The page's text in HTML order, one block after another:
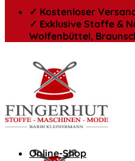
✓ Kostenloser
✓ Exklusive Stoffe &
Wolfenbüttel,
Online-Shop